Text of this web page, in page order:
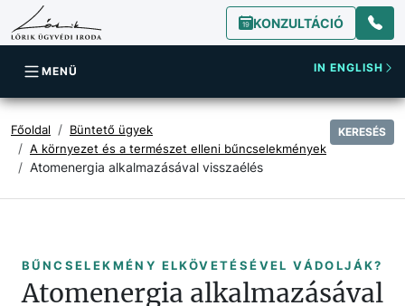
KONZULTÁCIÓ
MENÜ IN ENGLISH
Főoldal
Büntető ügyek
A környezet és a természet elleni bűncselekmények
Atomenergia alkalmazásával visszaélés
KERESÉS
BŰNCSELEKMÉNY ELKÖVETÉSÉVEL VÁDOLJÁK?
Atomenergia alkalmazásával